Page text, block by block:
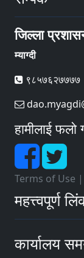
जिल्ला
म्याग्दी
९८५७६२७७७७
हामीलाई फलो
Terms of Use |
महत्त्वपूर्ण
कार्यालय